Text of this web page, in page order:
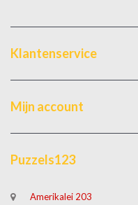
Klantenservice
Mijn account
Puzzels123
Amerikalei 203